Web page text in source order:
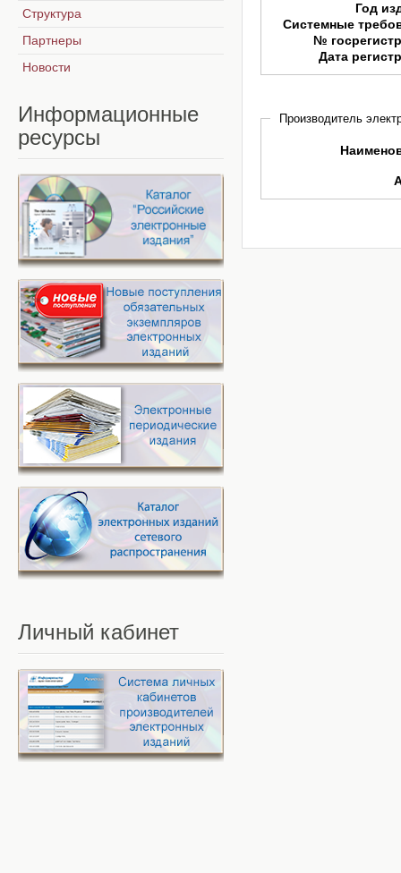
Год
Системные
№
Дата
Производитель
Структура
Партнеры
Новости
Информационные
ресурсы
Личный кабинет